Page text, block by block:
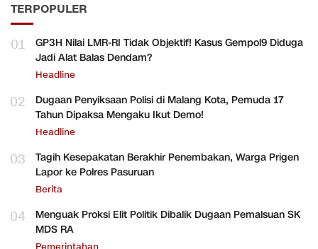
TERPOPULER
01
GP3H Nilai LMR-RI Tidak Objektif! Kasus Gempol9 Diduga
Jadi Alat Balas Dendam?
Headline
02
Dugaan Penyiksaan Polisi di Malang Kota, Pemuda 17
Tahun Dipaksa Mengaku Ikut Demo!
Headline
03
Tagih Kesepakatan Berakhir Penembakan, Warga Prigen
Lapor ke Polres Pasuruan
Berita
04
Menguak Proksi Elit Politik Dibalik Dugaan Pemalsuan SK
MDS RA